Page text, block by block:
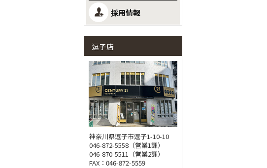
採用情報
逗子店
神奈川県逗子市逗子1-10-10
046-872-5558（営業1課）
046-870-5511（営業2課）
FAX：046-872-5559